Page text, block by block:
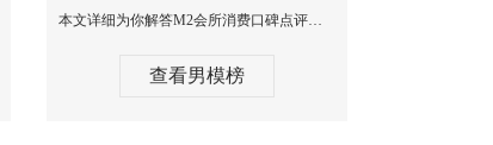
本文详细为你解答M2会所消费口碑点评，更多关于哪个男模鸭子场好玩陪酒服务好免费咨询150 99997335微信同步！
查看男模榜